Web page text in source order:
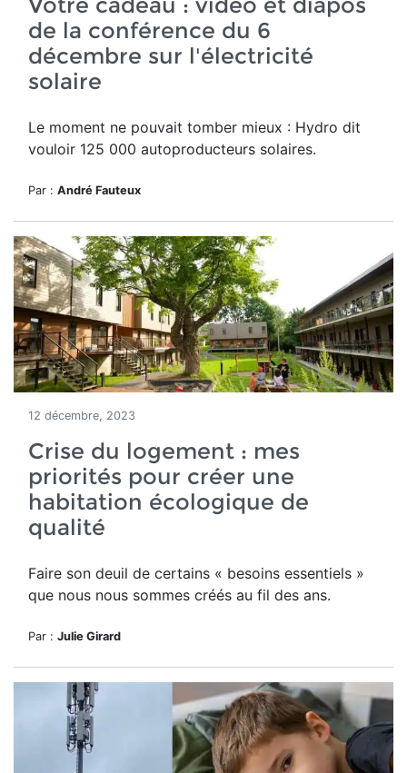
de la conférence du 6
décembre sur l'électricité
solaire
Le moment ne pouvait tomber mieux : Hydro dit
vouloir 125 000 autoproducteurs solaires.
Par : André Fauteux
12 décembre, 2023
Crise du logement : mes
priorités pour créer une
habitation écologique de
qualité
Faire son deuil de certains « besoins essentiels »
que nous nous sommes créés au fil des ans.
Par : Julie Girard